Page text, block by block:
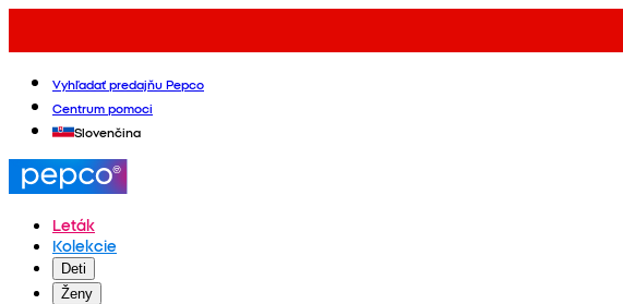
Vyhľadať predajňu Pepco
Centrum pomoci
Slovenčina
Leták
Kolekcie
Deti
Ženy